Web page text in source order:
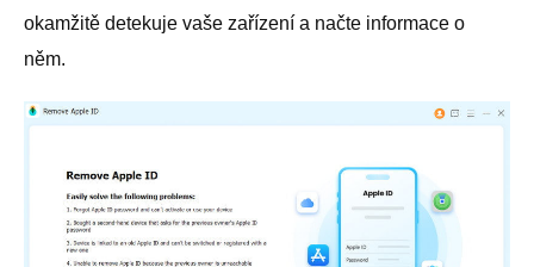
okamžitě detekuje vaše zařízení a načte informace o
něm.